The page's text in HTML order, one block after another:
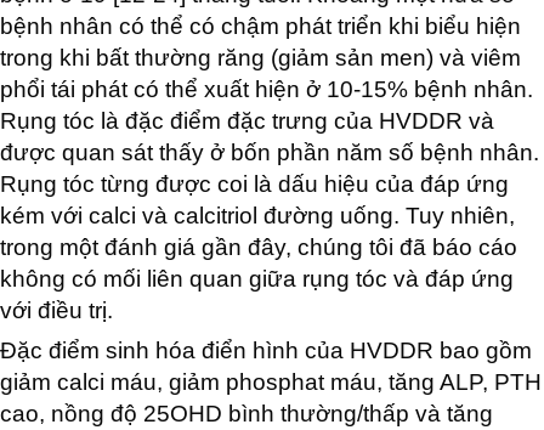
bệnh nhân có thể có chậm phát triển khi biểu hiện
trong khi bất thường răng (giảm sản men) và viêm
phổi tái phát có thể xuất hiện ở 10-15% bệnh nhân.
Rụng tóc là đặc điểm đặc trưng của HVDDR và
được quan sát thấy ở bốn phần năm số bệnh nhân.
Rụng tóc từng được coi là dấu hiệu của đáp ứng
kém với calci và calcitriol đường uống. Tuy nhiên,
trong một đánh giá gần đây, chúng tôi đã báo cáo
không có mối liên quan giữa rụng tóc và đáp ứng
với điều trị.
Đặc điểm sinh hóa điển hình của HVDDR bao gồm
giảm calci máu, giảm phosphat máu, tăng ALP, PTH
cao, nồng độ 25OHD bình thường/thấp và tăng